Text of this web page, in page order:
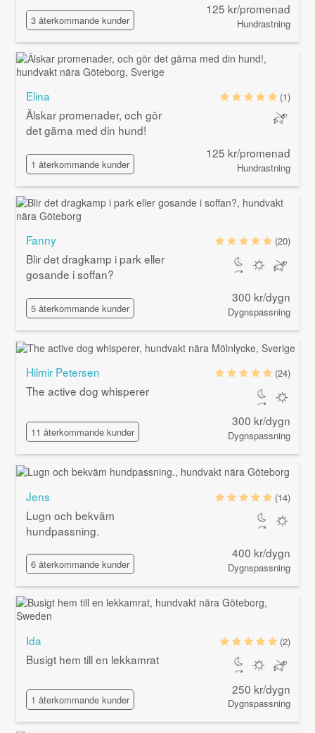
3 återkommande kunder
125 kr/promenad
Hundrastning
Elina
Älskar promenader, och gör
det gärna med din hund!
1 återkommande kunder
(1)
125 kr/promenad
Hundrastning
Fanny
Blir det dragkamp i park eller
gosande i soffan?
5 återkommande kunder
(20)
300 kr/dygn
Dygnspassning
Hilmir Petersen
The active dog whisperer
11 återkommande kunder
(24)
300 kr/dygn
Dygnspassning
Jens
Lugn och bekväm
hundpassning.
6 återkommande kunder
(14)
400 kr/dygn
Dygnspassning
Ida
Busigt hem till en lekkamrat
1 återkommande kunder
(2)
250 kr/dygn
Dygnspassning